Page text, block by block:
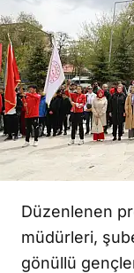
Düzenlenen
müdürleri,
gönüllü